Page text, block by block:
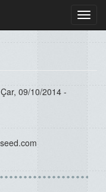
09/10/2014 -